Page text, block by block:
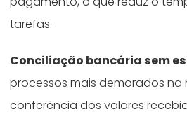
tarefas.
Conciliação bancária sem
processos mais demorados na
conferência dos valores